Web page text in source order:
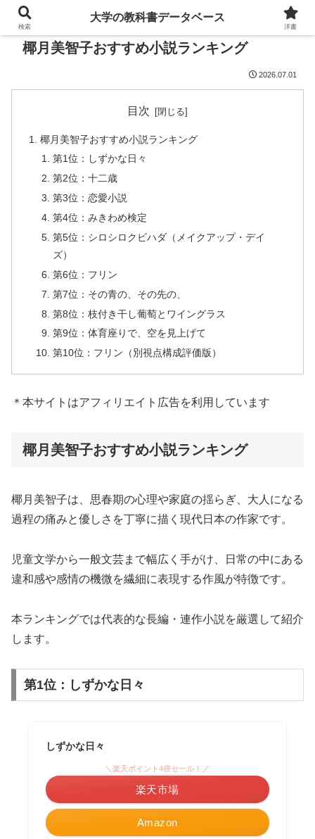
椰月美智子おすすめ小説ランキング
2026.07.01
目次
椰月美智子おすすめ小説ランキング
第1位：しずかな日々
第2位：十二歳
第3位：恋愛小説
第4位：みきわめ検定
第5位：シロシロクビハダ（メイクアップ・デイ
ズ）
第6位：フリン
第7位：その青の、その先の、
第8位：枝付き干し葡萄とワイングラス
第9位：体育座りで、空を見上げて
第10位：フリン（別視点構成評価版）
＊本サイトはアフィリエイト広告を利用しています
椰月美智子おすすめ小説ランキング
椰月美智子は、思春期の心理や家庭の揺らぎ、大人になる
過程の痛みと優しさを丁寧に描く現代日本の作家です。
児童文学から一般文芸まで幅広く手がけ、日常の中にある
違和感や感情の機微を繊細に表現する作風が特徴です。
本ランキングでは代表的な長編・連作小説を厳選して紹介
します。
第1位：しずかな日々
しずかな日々
Amazon
＼楽天ポイント4倍セール！／
楽天市場
検索
大学の教科書データベース
洋書